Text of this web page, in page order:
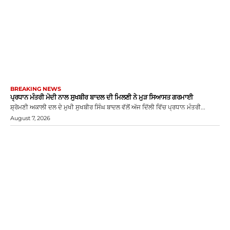
BREAKING NEWS
ਪ੍ਰਧਾਨ ਮੰਤਰੀ ਮੋਦੀ ਨਾਲ ਸੁਖਬੀਰ ਬਾਦਲ ਦੀ ਮਿਲਣੀ ਨੇ ਮੁੜ ਸਿਆਸਤ ਗਰਮਾਈ
ਸ਼੍ਰੋਮਣੀ ਅਕਾਲੀ ਦਲ ਦੇ ਮੁਖੀ ਸੁਖਬੀਰ ਸਿੰਘ ਬਾਦਲ ਵੱਲੋਂ ਅੱਜ ਦਿੱਲੀ ਵਿੱਚ ਪ੍ਰਧਾਨ ਮੰਤਰੀ...
August 7, 2026